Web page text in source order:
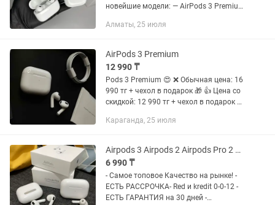
новейшие модели: — AirPods 3 Premium
тг — AirPods Pro 2 Premium — 9 990 тг
Алматы, 25 июля
AirPods 3 Premium
12 990 ₸
Pods 3 Premium 😍 ❌ Обычная цена: 16
990 тг + чехол в подарок 🎁 👍 Цена со
скидкой: 12 990 тг + чехол в подарок 🎁
серии набирают все большую и
Караганда, 25 июля
Airpods 3 Airpods 2 Airpods Pro 2 Наушники Айрподс про 2
6 990 ₸
- Самое топовое Качество на рынке! -
ЕСТЬ РАССРОЧКА- Rеd и kredit 0-0-12 -
ЕСТЬ ГАРАНТИЯ на 30 дней -